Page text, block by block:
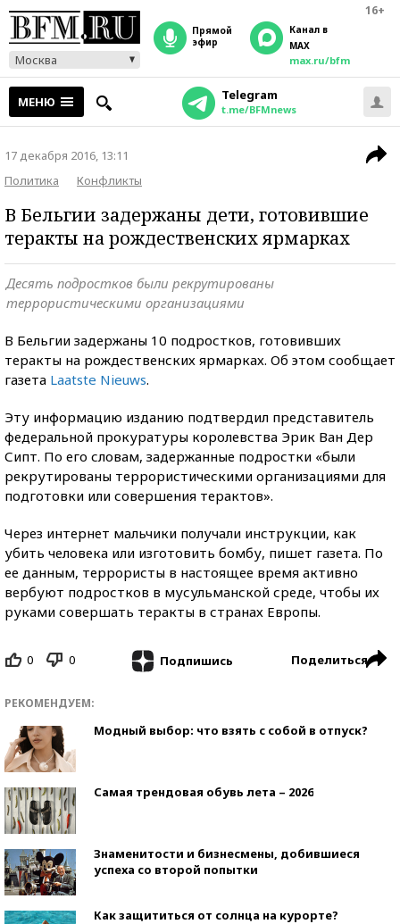
16+
Москва
прямой
эфир
Канал в
MAX
max.ru/bfm
МЕНЮ Telegram
t.me/BFMnews
17 декабря 2016, 13:11
Политика
Конфликты
В Бельгии задержаны дети, готовившие
теракты на рождественских ярмарках
Десять подростков были рекрутированы
террористическими организациями
В Бельгии задержаны 10 подростков, готовивших
теракты на рождественских ярмарках. Об этом сообщает
газета Laatste Nieuws.
Эту информацию изданию подтвердил представитель
федеральной прокуратуры королевства Эрик Ван Дер
Сипт. По его словам, задержанные подростки «были
рекрутированы террористическими организациями для
подготовки или совершения терактов».
Через интернет мальчики получали инструкции, как
убить человека или изготовить бомбу, пишет газета. По
ее данным, террористы в настоящее время активно
вербуют подростков в мусульманской среде, чтобы их
руками совершать теракты в странах Европы.
0 0 Подпишись Поделиться
РЕКОМЕНДУЕМ:
Модный выбор: что взять с собой в отпуск?
Самая трендовая обувь лета – 2026
Знаменитости и бизнесмены, добившиеся
успеха со второй попытки
Как защититься от солнца на курорте?